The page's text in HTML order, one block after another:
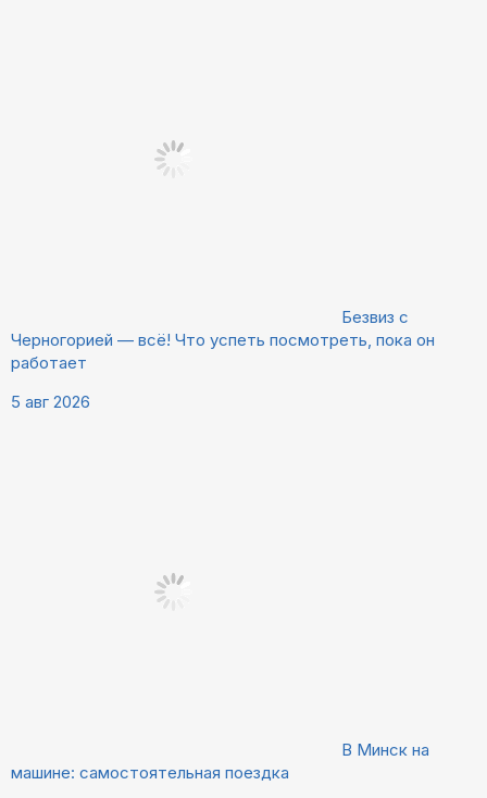
Безвиз с
Черногорией — всё! Что успеть посмотреть, пока он
работает
5 авг 2026
В Минск на
машине: самостоятельная поездка